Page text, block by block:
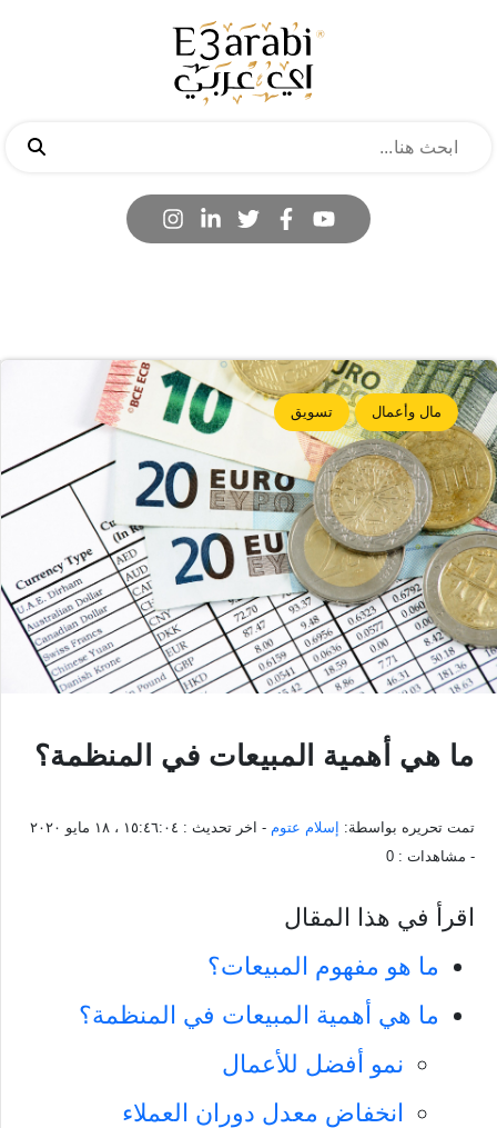
مال وأعمال تسويق
ما هي أهمية المبيعات في المنظمة؟
تمت تحريره بواسطة: إسلام عتوم - اخر تحديث : ١٥:٤٦:٠٤ ، ١٨ مايو ٢٠٢٠
- مشاهدات : 0
اقرأ في هذا المقال
ما هو مفهوم المبيعات؟
ما هي أهمية المبيعات في المنظمة؟
نمو أفضل للأعمال
انخفاض معدل دوران العملاء